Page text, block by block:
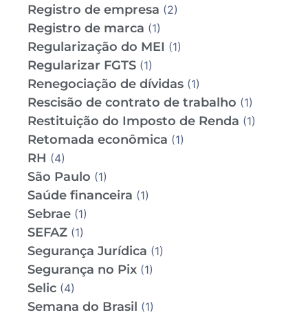
Registro de empresa (2)
Registro de marca (1)
Regularização do MEI (1)
Regularizar FGTS (1)
Renegociação de dívidas (1)
Rescisão de contrato de trabalho (1)
Restituição do Imposto de Renda (1)
Retomada econômica (1)
RH (4)
São Paulo (1)
Saúde financeira (1)
Sebrae (1)
SEFAZ (1)
Segurança Jurídica (1)
Segurança no Pix (1)
Selic (4)
Semana do Brasil (1)